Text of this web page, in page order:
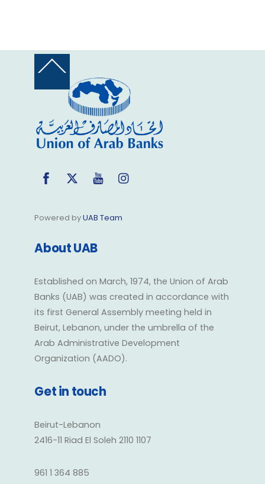
Back
Top
FacebookTwitter YouTube
Powered byUAB Team
About UAB
Established on March, 1974, the Union of Arab
Banks (UAB) was created in accordance with
its first General Assembly meeting held in
Beirut, Lebanon, under the umbrella of the
Arab Administrative Development
Organization (AADO).
Get in touch
Beirut-Lebanon
2416-11 Riad El Soleh 2110 1107
961 1 364 885